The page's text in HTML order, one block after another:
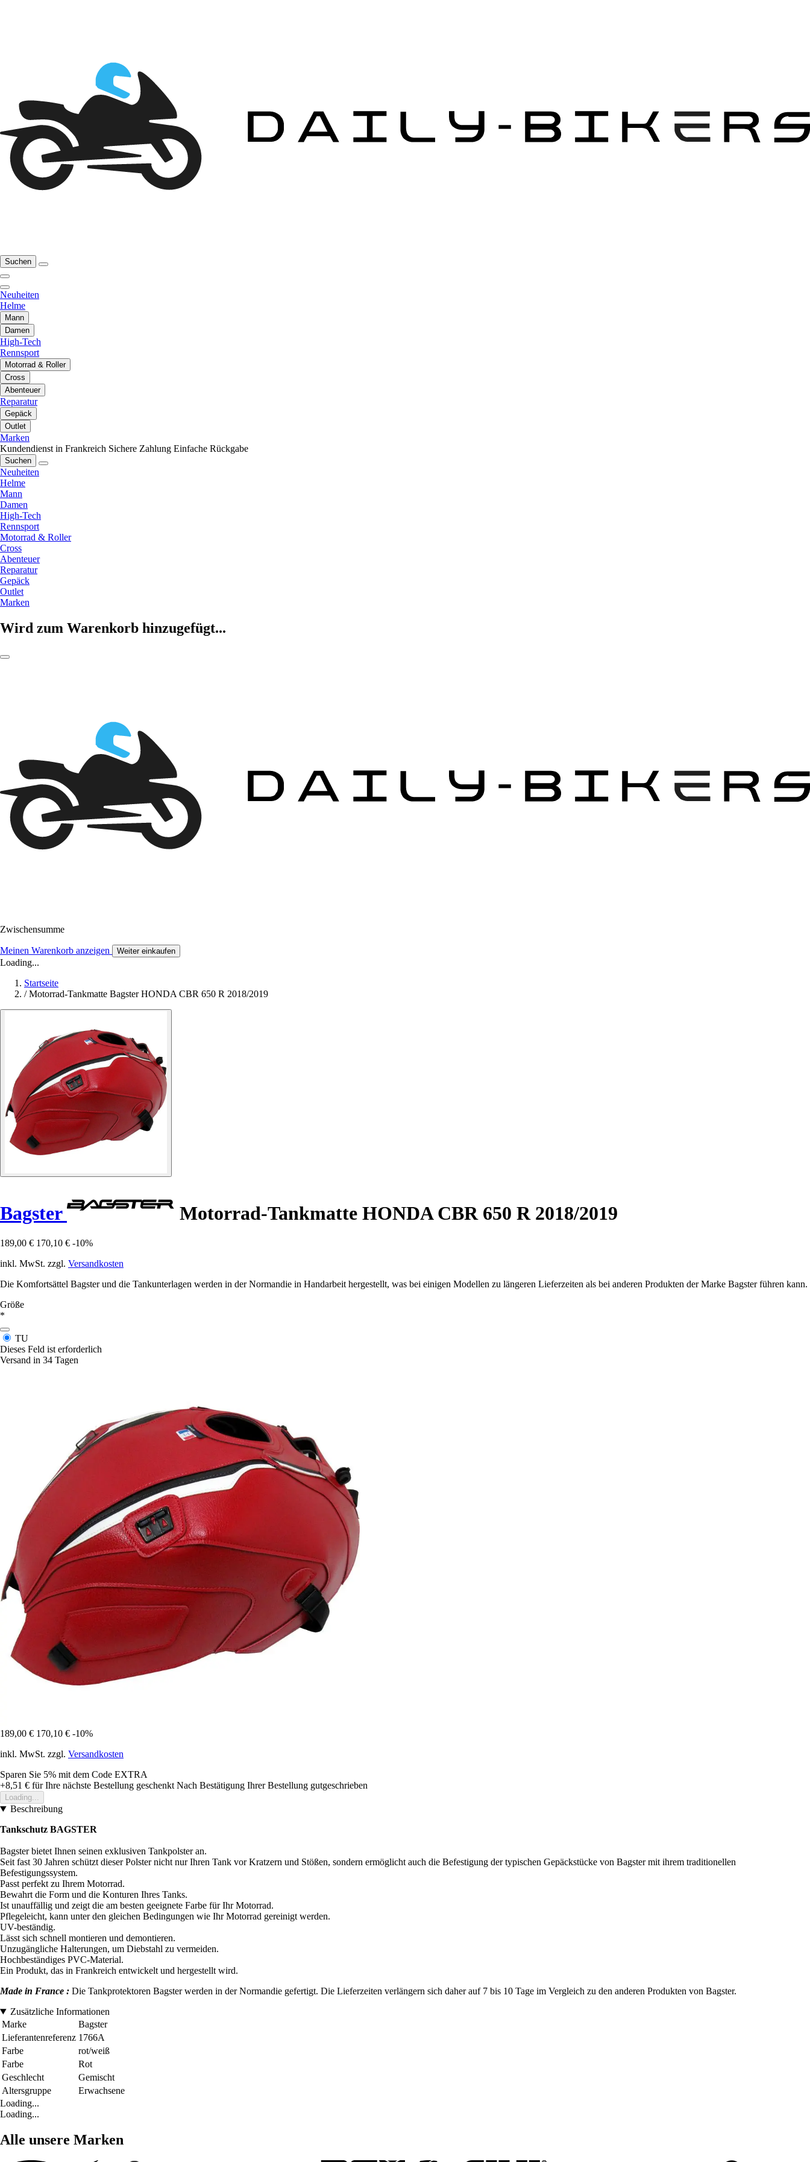
Suchen
Neuheiten
Helme
Mann
Damen
High-Tech
Rennsport
Motorrad & Roller
Cross
Abenteuer
Reparatur
Gepäck
Outlet
Marken
Kundendienst in Frankreich Sichere Zahlung Einfache Rückgabe
Suchen
Neuheiten
Helme
Mann
Damen
High-Tech
Rennsport
Motorrad & Roller
Cross
Abenteuer
Reparatur
Gepäck
Outlet
Marken
Wird zum Warenkorb hinzugefügt...
Zwischensumme
Meinen Warenkorb anzeigen Weiter einkaufen
Loading...
Startseite
/ Motorrad-Tankmatte Bagster HONDA CBR 650 R 2018/2019
Bagster Motorrad-Tankmatte HONDA CBR 650 R 2018/2019
189,00 € 170,10 € -10%
inkl. MwSt. zzgl. Versandkosten
Die Komfortsättel Bagster und die Tankunterlagen werden in der Normandie in Handarbeit hergestellt, was bei einigen Modellen zu längeren Lieferzeiten als bei anderen Produkten der Marke Bagster führen kann.
Größe
*
TU
Dieses Feld ist erforderlich
Versand in 34 Tagen
189,00 € 170,10 € -10%
inkl. MwSt. zzgl. Versandkosten
Sparen Sie 5% mit dem Code EXTRA
+8,51 € für Ihre nächste Bestellung geschenkt Nach Bestätigung Ihrer Bestellung gutgeschrieben
Loading...
Beschreibung
Tankschutz BAGSTER
Bagster bietet Ihnen seinen exklusiven Tankpolster an.
Seit fast 30 Jahren schützt dieser Polster nicht nur Ihren Tank vor Kratzern und Stößen, sondern ermöglicht auch die Befestigung der typischen Gepäckstücke von Bagster mit ihrem traditionellen
Befestigungssystem.
Passt perfekt zu Ihrem Motorrad.
Bewahrt die Form und die Konturen Ihres Tanks.
Ist unauffällig und zeigt die am besten geeignete Farbe für Ihr Motorrad.
Pflegeleicht, kann unter den gleichen Bedingungen wie Ihr Motorrad gereinigt werden.
UV-beständig.
Lässt sich schnell montieren und demontieren.
Unzugängliche Halterungen, um Diebstahl zu vermeiden.
Hochbeständiges PVC-Material.
Ein Produkt, das in Frankreich entwickelt und hergestellt wird.
Made in France : Die Tankprotektoren Bagster werden in der Normandie gefertigt. Die Lieferzeiten verlängern sich daher auf 7 bis 10 Tage im Vergleich zu den anderen Produkten von Bagster.
Zusätzliche Informationen
Marke
Bagster
Lieferantenreferenz 1766A
Farbe
rot/weiß
Farbe
Rot
Geschlecht
Gemischt
Altersgruppe
Erwachsene
Loading...
Loading...
Alle unsere Marken